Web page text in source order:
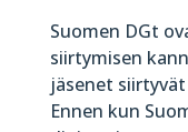
Suomen DGt
siirtymisen
jäsenet
Ennen kun